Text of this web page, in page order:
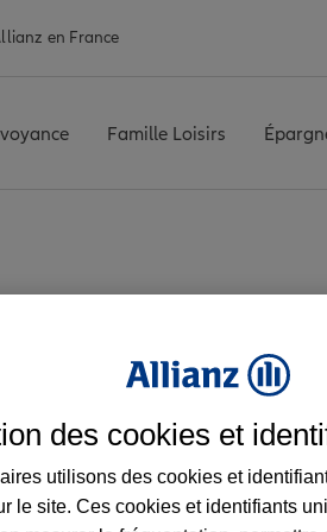
en France
Famille Loisirs
l'agence
des cookies et
utilisons des cookies et
le site. Ces cookies et identifiants